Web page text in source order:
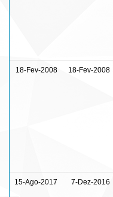
18-Fev-2008 18-Fev-2008
15-Ago-2017 7-Dez-2016